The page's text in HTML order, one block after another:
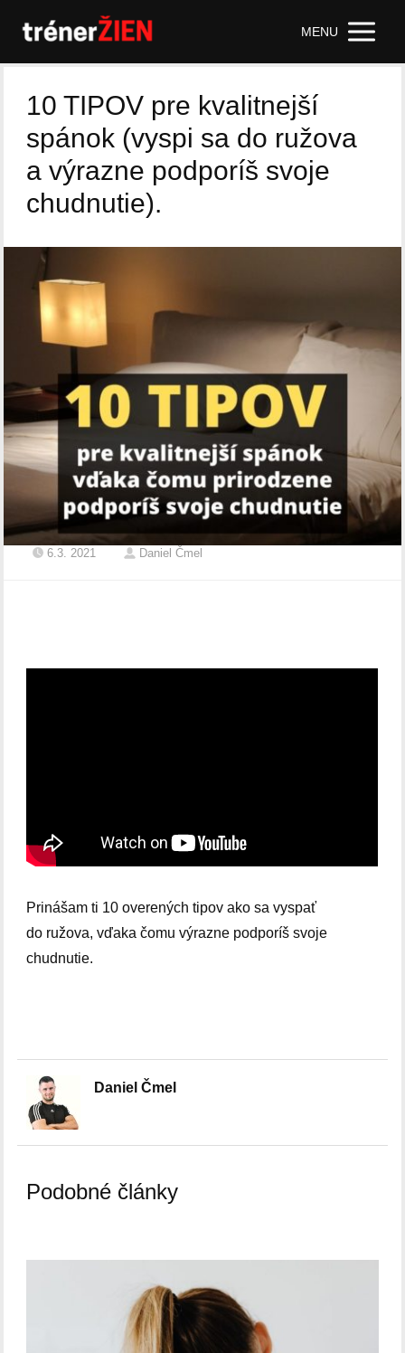
MENU
10 TIPOV pre kvalitnejší
spánok (vyspi sa do ružova
a výrazne podporíš svoje
chudnutie).
6.3. 2021 Daniel Čmel
Prinášam ti 10 overených tipov ako sa vyspať
do ružova, vďaka čomu výrazne podporíš svoje
chudnutie.
Daniel Čmel
Podobné články